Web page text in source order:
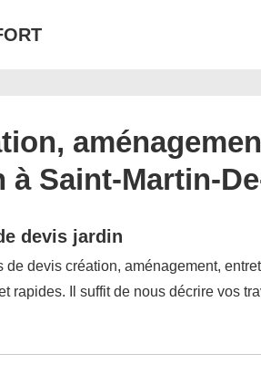
à Saint-Martin-
devis jardin
de devis création, aménagement,
rapides. Il suffit de nous décrire vos